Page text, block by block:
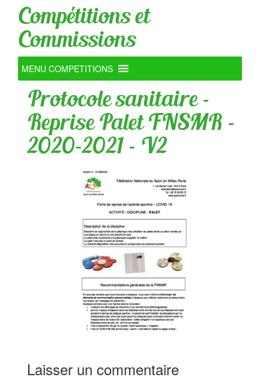
Compétitions et
Commissions
MENU COMPETITIONS
Protocole sanitaire –
Reprise Palet FNSMR –
2020-2021 – V2
Laisser un commentaire